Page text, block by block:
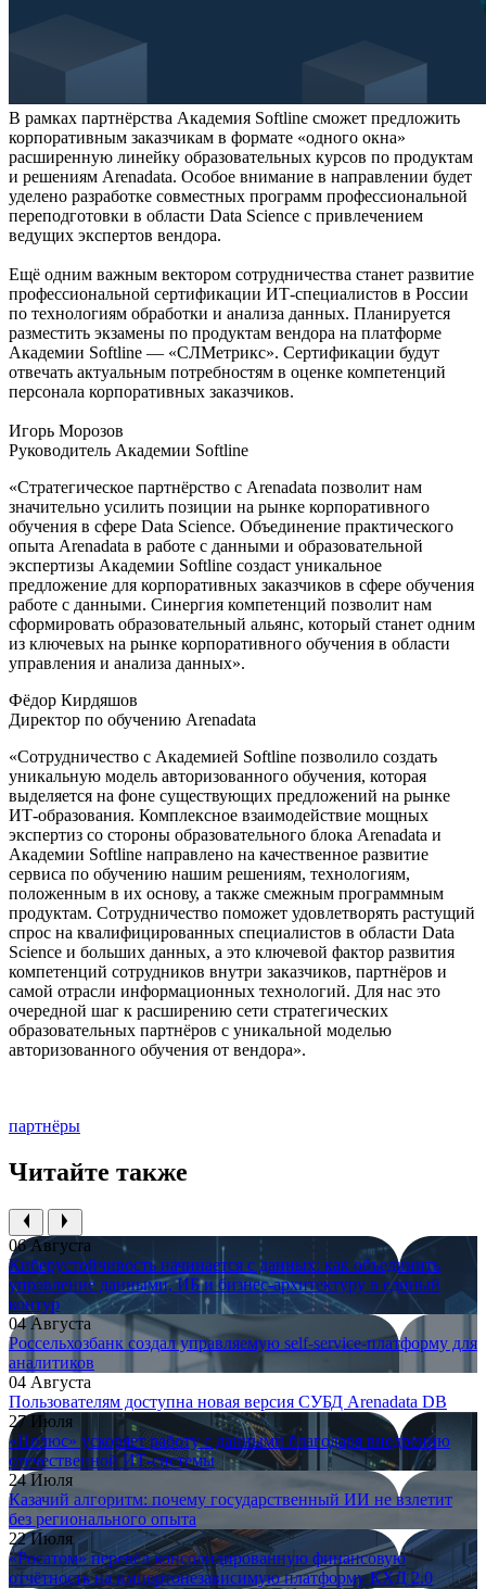
В рамках партнёрства Академия Softline сможет предложить
корпоративным заказчикам в формате «одного окна»
расширенную линейку образовательных курсов по продуктам
и решениям Arenadata. Особое внимание в направлении будет
уделено разработке совместных программ профессиональной
переподготовки в области Data Science с привлечением
ведущих экспертов вендора.
Ещё одним важным вектором сотрудничества станет развитие
профессиональной сертификации ИТ-специалистов в России
по технологиям обработки и анализа данных. Планируется
разместить экзамены по продуктам вендора на платформе
Академии Softline — «СЛМетрикс». Сертификации будут
отвечать актуальным потребностям в оценке компетенций
персонала корпоративных заказчиков.
Игорь Морозов
Руководитель Академии Softline
«Стратегическое партнёрство с Arenadata позволит нам
значительно усилить позиции на рынке корпоративного
обучения в сфере Data Science. Объединение практического
опыта Arenadata в работе с данными и образовательной
экспертизы Академии Softline создаст уникальное
предложение для корпоративных заказчиков в сфере обучения
работе с данными. Синергия компетенций позволит нам
сформировать образовательный альянс, который станет одним
из ключевых на рынке корпоративного обучения в области
управления и анализа данных».
Фёдор Кирдяшов
Директор по обучению Arenadata
«Сотрудничество с Академией Softline позволило создать
уникальную модель авторизованного обучения, которая
выделяется на фоне существующих предложений на рынке
ИТ-образования. Комплексное взаимодействие мощных
экспертиз со стороны образовательного блока Arenadata и
Академии Softline направлено на качественное развитие
сервиса по обучению нашим решениям, технологиям,
положенным в их основу, а также смежным программным
продуктам. Сотрудничество поможет удовлетворять растущий
спрос на квалифицированных специалистов в области Data
Science и больших данных, а это ключевой фактор развития
компетенций сотрудников внутри заказчиков, партнёров и
самой отрасли информационных технологий. Для нас это
очередной шаг к расширению сети стратегических
образовательных партнёров с уникальной моделью
авторизованного обучения от вендора».
партнёры
Читайте также
06 Августа
Киберустойчивость начинается с данных: как объединить
управление данными, ИБ и бизнес-архитектуру в единый
контур
04 Августа
Россельхозбанк создал управляемую self-service-платформу для
аналитиков
04 Августа
Пользователям доступна новая версия СУБД Arenadata DB
27 Июля
«Полюс» ускоряет работу с данными благодаря внедрению
отечественной ИТ-системы
24 Июля
Казачий алгоритм: почему государственный ИИ не взлетит
без регионального опыта
22 Июля
«Росатом» перевёл консолидированную финансовую
отчётность на импортонезависимую платформу КХД 2.0